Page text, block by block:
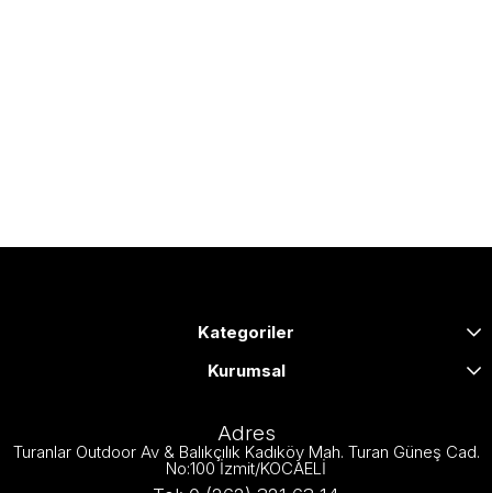
Kategoriler
Kurumsal
Adres
Turanlar Outdoor Av & Balıkçılık Kadıköy Mah. Turan Güneş Cad.
No:100 İzmit/KOCAELİ